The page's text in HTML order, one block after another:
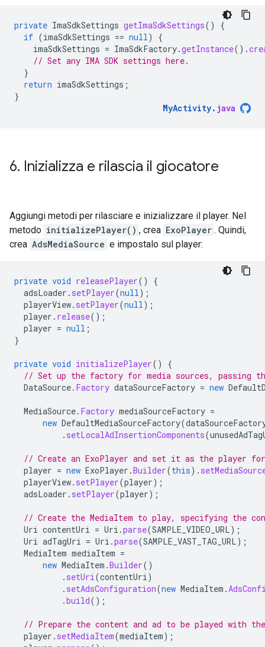
private ImaSdkSettings getImaSdkSettings()
{
if (imaSdkSettings == null)
{
imaSdkSettings = ImaSdkFactory.getInstance().
// Set any IMA SDK settings here.
}
return imaSdkSettings ;
}
MyActivity. java
6. Inizializza e rilascia il giocatore
Aggiungi metodi per rilasciare e inizializzare il player. Nel
metodo initializePlayer() , crea ExoPlayer . Quindi,
crea AdsMediaSource e impostalo sul player:
private void releasePlayer()
{
adsLoader . setPlayer(null);
playerView. setPlayer(null);
player . release();
player = null ;
}
private void initializePlayer()
{
// Set up the factory for media sources, passing
DataSource. Factory dataSourceFactory = new
MediaSource. Factory mediaSourceFactory =
new DefaultMediaSourceFactory(
. setLocalAdInsertionComponents(
// Create an ExoPlayer and set it as the player
player = new ExoPlayer .Builder(this).
playerView. setPlayer(player);
adsLoader . setPlayer(player);
// Create the MediaItem to play, specifying the
Uri contentUri = Uri .parse(SAMPLE_VIDEO_URL);
Uri adTagUri = Uri .parse(SAMPLE_VAST_TAG_URL);
MediaItem mediaItem =
new MediaItem .Builder()
. setUri(contentUri)
. setAdsConfiguration(new MediaItem .
.build();
// Prepare the content and ad to be played with the
player . setMediaItem(mediaItem);